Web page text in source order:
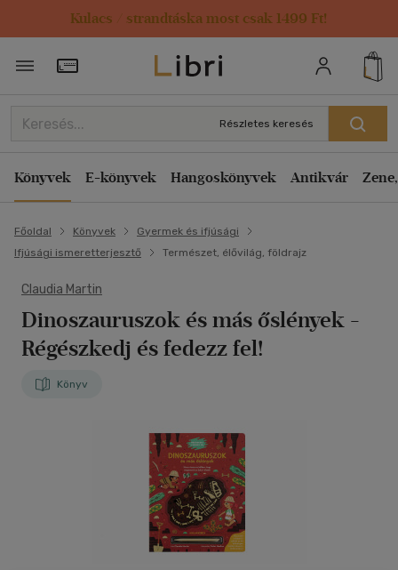
Kulacs / strandtáska most csak 1499 Ft!
Törzsvásárlói Kártya adatai
Részletes keresés
Könyvek E-könyvek Hangoskönyvek Antikvár
Főoldal Könyvek
Gyermek és ifjúsági
Ifjúsági ismeretterjesztő
Természet, élővilág, földrajz
Claudia Martin
Dinoszauruszok és más őslények -
Régészkedj és fedezz fel!
Könyv